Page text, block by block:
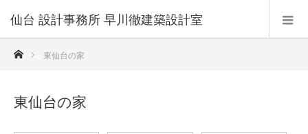
仙台 設計事務所 早川徹建築設計室
ホーム東仙台の家
東仙台の家